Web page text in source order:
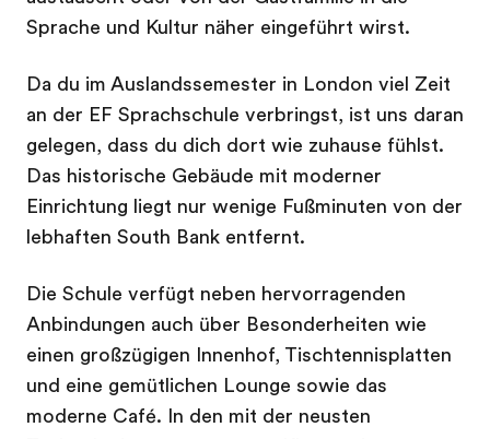
Sprache und Kultur näher eingeführt wirst.
Da du im Auslandssemester in London viel Zeit
an der EF Sprachschule verbringst, ist uns daran
gelegen, dass du dich dort wie zuhause fühlst.
Das historische Gebäude mit moderner
Einrichtung liegt nur wenige Fußminuten von der
lebhaften South Bank entfernt.
Die Schule verfügt neben hervorragenden
Anbindungen auch über Besonderheiten wie
einen großzügigen Innenhof, Tischtennisplatten
und eine gemütlichen Lounge sowie das
moderne Café. In den mit der neusten